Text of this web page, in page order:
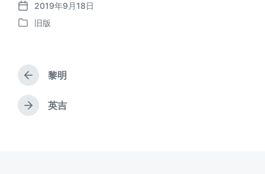
发
布
2019年9月18日
发
旧版
上
篇
文
章
黎明
下
英吉